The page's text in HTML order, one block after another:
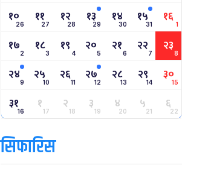
१०26 ११27 १२28 १३29 १४30 १५31 १६ 1
१७2 १८3 १९ 4 २०5 २१6 २२7 २३8
२४9 २५10 २६11 २७12 २८13 २९14 ३०15
३१16 १17 २18 ३19 ४20 ५21 ६22
सिफारिस